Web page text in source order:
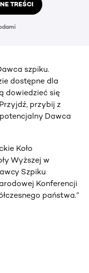
TREŚCI
szpiku.
dostępne dla
dowiedzieć się
przybij z
Dawca
Koło
Wyższej w
Szpiku
Konferencji
państwa.”